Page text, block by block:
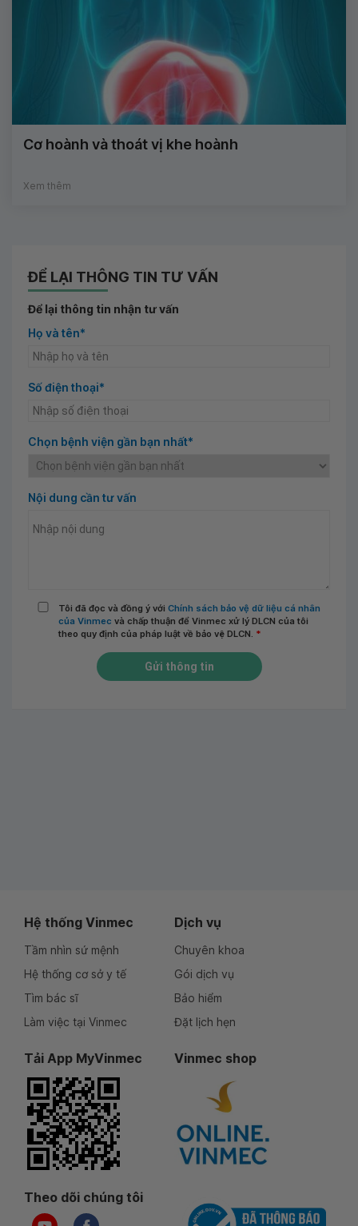
Cơ hoành và thoát vị khe hoành
Xem thêm
ĐỂ LẠI THÔNG TIN TƯ VẤN
Để lại thông tin nhận tư vấn
Họ và tên*
Số điện thoại*
Chọn bệnh viện gần bạn nhất*
Nội dung cần tư vấn
Tôi đã đọc và đồng ý với Chính sách bảo vệ dữ liệu cá nhân
của Vinmec và chấp thuận để Vinmec xử lý DLCN của tôi
theo quy định của pháp luật về bảo vệ DLCN. *
Gửi thông tin
Hệ thống Vinmec
Tầm nhìn sứ mệnh
Hệ thống cơ sở y tế
Tìm bác sĩ
Làm việc tại Vinmec
Dịch vụ
Chuyên khoa
Gói dịch vụ
Bảo hiểm
Đặt lịch hẹn
Tải App MyVinmec Vinmec shop
Theo dõi chúng tôi